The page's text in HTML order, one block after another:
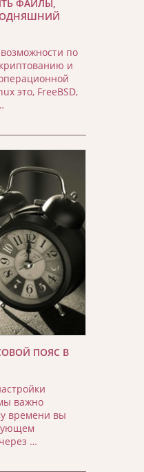
ФАЙЛЫ,
по
и
это, FreeBSD,
ПОЯС В
важно
времени вы
…